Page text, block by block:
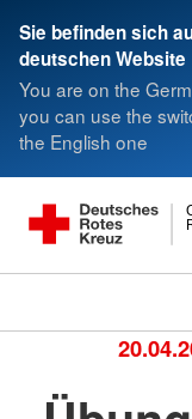
Sie befinden sich
deutschen Website
You are on the
you can use the
the English one